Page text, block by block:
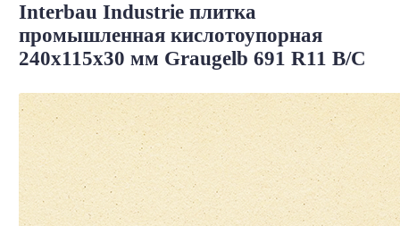
Interbau Industrie плитка
промышленная кислотоупорная
240x115x30 мм Graugelb 691 R11 B/C